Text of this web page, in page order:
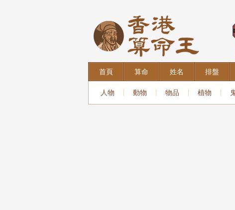
首頁 算命 姓名 排盤
人物 動物 物品 植物